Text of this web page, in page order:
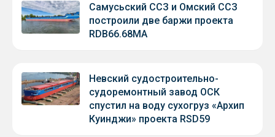
Самусьский ССЗ и Омский ССЗ
построили две баржи проекта
RDB66.68МА
Невский судостроительно-
судоремонтный завод ОСК
спустил на воду сухогруз «Архип
Куинджи» проекта RSD59